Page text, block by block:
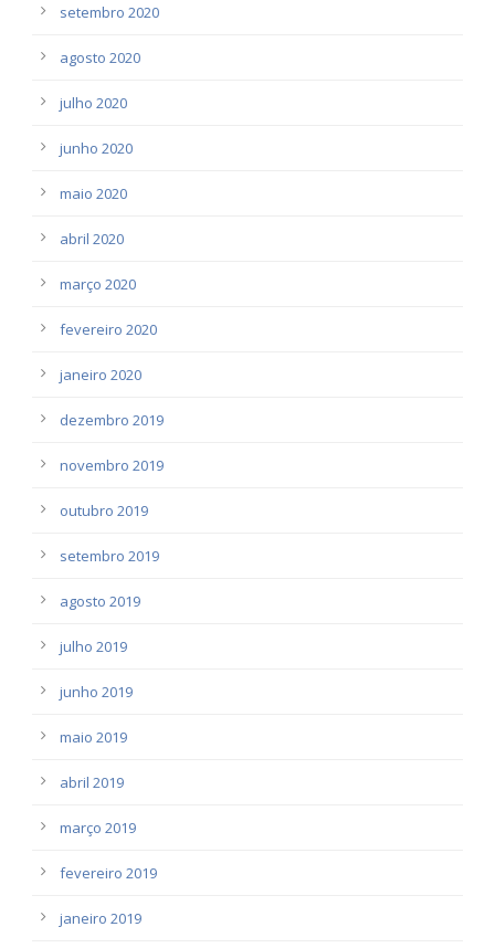
setembro 2020
agosto 2020
julho 2020
junho 2020
maio 2020
abril 2020
março 2020
fevereiro 2020
janeiro 2020
dezembro 2019
novembro 2019
outubro 2019
setembro 2019
agosto 2019
julho 2019
junho 2019
maio 2019
abril 2019
março 2019
fevereiro 2019
janeiro 2019